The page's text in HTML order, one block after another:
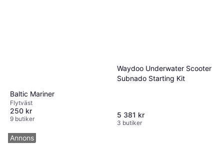
Baltic Mariner
Flytväst
250 kr
9 butiker
Waydoo Underwater Scooter
Subnado Starting Kit
5 381 kr
3 butiker
Annons